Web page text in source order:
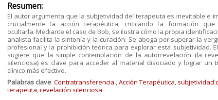
Resumen:
El autor argumenta que la subjetividad del terapeuta es inevitable e
crucialmente la acción terapéutica, criticando la formación que
ocultarla. Mediante el caso de Bob, se ilustra cómo la propia
analista facilita la sintonía y la curación. Se aboga por superar la
profesional y la prohibición teórica para explorar esta subjetividad.
sugiere que la simple contemplación de la autorrevelación (la
silenciosa) es clave para acceder al material disociado y lograr un
clínico más efectivo.
Palabras clave: Contratransferencia.,Acción Terapéutica, subjetividad
terapeuta,revelación silenciosa